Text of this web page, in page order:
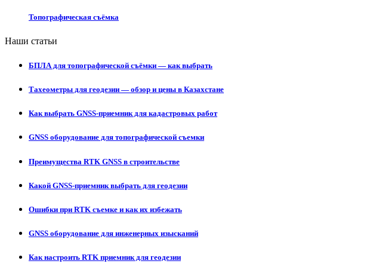
Топографическая съёмка
Наши статьи
БПЛА для топографической съёмки — как выбрать
Тахеометры для геодезии — обзор и цены в Казахстане
Как выбрать GNSS-приемник для кадастровых работ
GNSS оборудование для топографической съемки
Преимущества RTK GNSS в строительстве
Какой GNSS-приемник выбрать для геодезии
Ошибки при RTK съемке и как их избежать
GNSS оборудование для инженерных изысканий
Как настроить RTK приемник для геодезии